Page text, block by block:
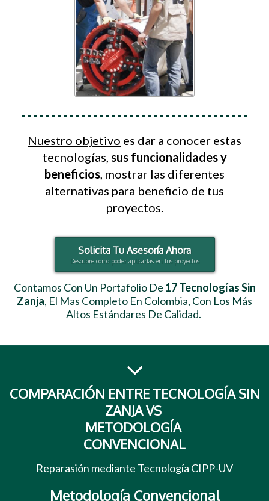
Nuestro objetivo es dar a conocer estas
tecnologías, sus funcionalidades y
beneficios, mostrar las diferentes
alternativas para beneficio de tus
proyectos.
Solicita Tu Asesoría Ahora
Descubre como poder aplicarlas en tus proyectos
Contamos Con Un Portafolio De 17 Tecnologías Sin
Zanja, El Mas Completo En Colombia, Con Los Más
Altos Estándares De Calidad.
COMPARACIÓN ENTRE TECNOLOGÍA SIN
ZANJA VS
METODOLOGÍA
CONVENCIONAL
Reparasión mediante Tecnología CIPP-UV
Metodología Convencional